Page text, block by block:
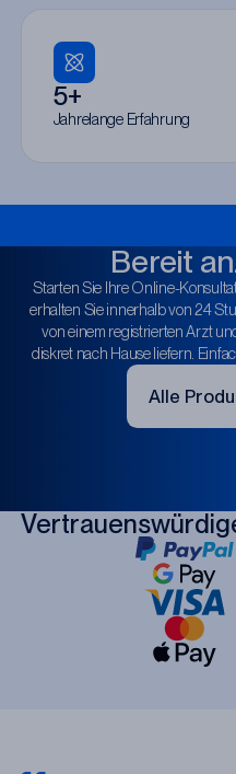
5+
Jahrelange Erfahrung
Bereit
Starten Sie Ihre Online-
erhalten Sie innerhalb von 24
von einem registrierten Arzt
diskret nach Hause liefern.
Alle